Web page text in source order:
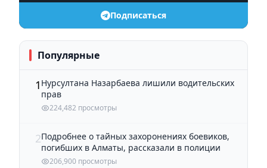
Подписаться
Популярные
1 Нурсултана Назарбаева лишили водительских
прав
224,482 просмотры
2Подробнее о тайных захоронениях боевиков,
погибших в Алматы, рассказали в полиции
206,900 просмотры